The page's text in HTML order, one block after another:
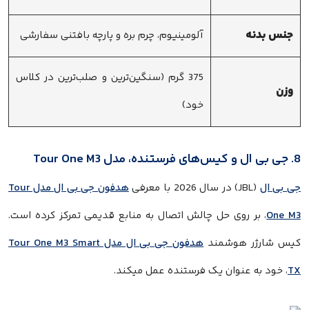
جنس بدنه آلومینیوم، چرم بره و پارچه بافتنی سفارشی
وزن
375 گرم (سنگین‌ترین و صلب‌ترین در کلاس
خود)
8. جی بی ال و کیس‌های فرستنده، مدل Tour One M3
جی بی ال(JBL) در سال 2026 با معرفی
هدفون جی بی ال مدل Tour
One M3، بر روی حل چالش اتصال به منابع قدیمی تمرکز کرده است.
کیس شارژر هوشمند
هدفون جی بی ال مدل Tour One M3 Smart
TX، خود به عنوان یک فرستنده عمل میکند.